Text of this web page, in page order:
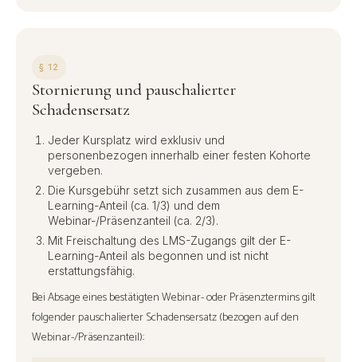
§ 12
Stornierung und pauschalierter
Schadensersatz
Jeder Kursplatz wird exklusiv und
personenbezogen innerhalb einer festen Kohorte
vergeben.
Die Kursgebühr setzt sich zusammen aus dem E-
Learning-Anteil (ca. 1/3) und dem
Webinar-/Präsenzanteil (ca. 2/3).
Mit Freischaltung des LMS-Zugangs gilt der E-
Learning-Anteil als begonnen und ist nicht
erstattungsfähig.
Bei Absage eines bestätigten Webinar- oder Präsenztermins gilt
folgender pauschalierter Schadensersatz (bezogen auf den
Webinar-/Präsenzanteil):